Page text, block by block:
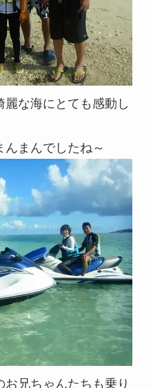
な海にとても感動し
まんでしたね～
兄ちゃんたちも乗り